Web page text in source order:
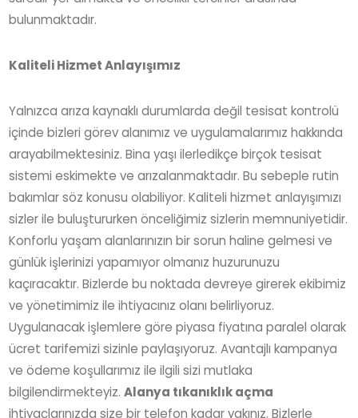
bulunmaktadır.
Kaliteli Hizmet Anlayışımız
Yalnızca arıza kaynaklı durumlarda değil tesisat kontrolü
içinde bizleri görev alanımız ve uygulamalarımız hakkında
arayabilmektesiniz. Bina yaşı ilerledikçe birçok tesisat
sistemi eskimekte ve arızalanmaktadır. Bu sebeple rutin
bakımlar söz konusu olabiliyor. Kaliteli hizmet anlayışımızı
sizler ile buluştururken önceliğimiz sizlerin memnuniyetidir.
Konforlu yaşam alanlarınızın bir sorun haline gelmesi ve
günlük işlerinizi yapamıyor olmanız huzurunuzu
kaçıracaktır. Bizlerde bu noktada devreye girerek ekibimiz
ve yönetimimiz ile ihtiyacınız olanı belirliyoruz.
Uygulanacak işlemlere göre piyasa fiyatına paralel olarak
ücret tarifemizi sizinle paylaşıyoruz. Avantajlı kampanya
ve ödeme koşullarımız ile ilgili sizi mutlaka
bilgilendirmekteyiz.
Alanya tıkanıklık açma
ihtiyaçlarınızda size bir telefon kadar yakınız. Bizlerle